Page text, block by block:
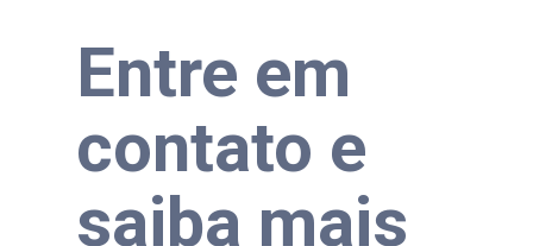
Entre em
contato e
saiba mais